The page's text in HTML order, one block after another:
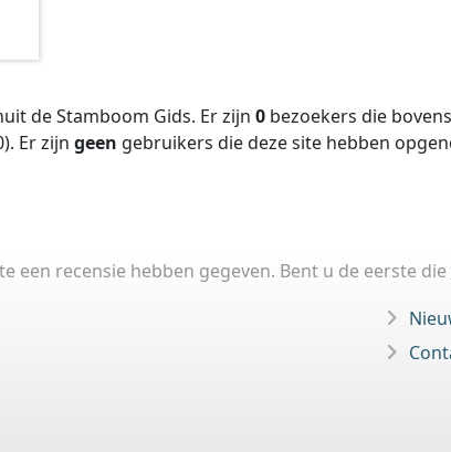
de Stamboom Gids. Er zijn 0 bezoekers die
). Er zijn geen gebruikers die deze site hebben
een recensie hebben gegeven. Bent u de eerste die